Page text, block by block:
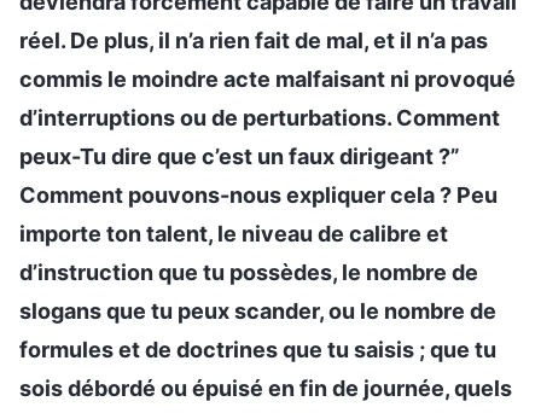
réel. De plus, il n’a rien fait de mal, et il n’a pas
commis le moindre acte malfaisant ni provoqué
d’interruptions ou de perturbations. Comment
peux-Tu dire que c’est un faux dirigeant ?”
Comment pouvons-nous expliquer cela ? Peu
importe ton talent, le niveau de calibre et
d’instruction que tu possèdes, le nombre de
slogans que tu peux scander, ou le nombre de
formules et de doctrines que tu saisis ; que tu
sois débordé ou épuisé en fin de journée, quels